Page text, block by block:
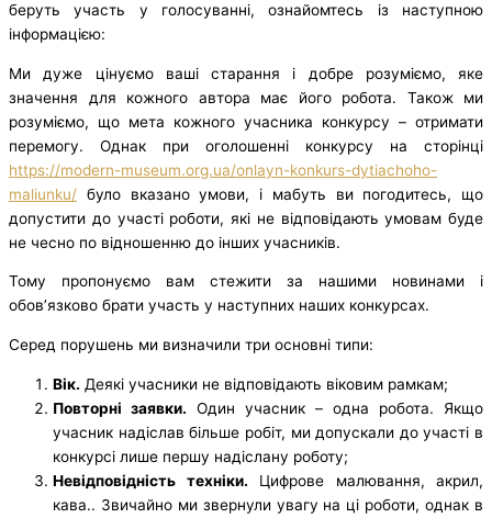
беруть участь у голосуванні, ознайомтесь із наступною
інформацією:
Ми дуже цінуємо ваші старання і добре розуміємо, яке
значення для кожного автора має його робота. Також ми
розуміємо, що мета кожного учасника конкурсу – отримати
перемогу. Однак при оголошенні конкурсу на сторінці
https://modern-museum.org.ua/onlayn-konkurs-dytiachoho-
maliunku/ було вказано умови, і мабуть ви погодитесь, що
допустити до участі роботи, які не відповідають умовам буде
не чесно по відношенню до інших учасників.
Тому пропонуємо вам стежити за нашими новинами і
обов’язково брати участь у наступних наших конкурсах.
Серед порушень ми визначили три основні типи:
Вік. Деякі учасники не відповідають віковим рамкам;
Повторні заявки. Один учасник – одна робота. Якщо
учасник надіслав більше робіт, ми допускали до участі в
конкурсі лише першу надіслану роботу;
Невідповідність техніки. Цифрове малювання, акрил,
кава.. Звичайно ми звернули увагу на ці роботи, однак в